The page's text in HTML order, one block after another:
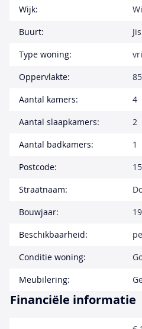
Wijk:
Buurt:
Type woning:
Oppervlakte:
Aantal kamers:
4
Aantal slaapkamers:
2
Aantal badkamers:
1
Postcode:
Straatnaam:
Bouwjaar:
Beschikbaarheid:
Conditie woning:
Meubilering:
Financiële informatie